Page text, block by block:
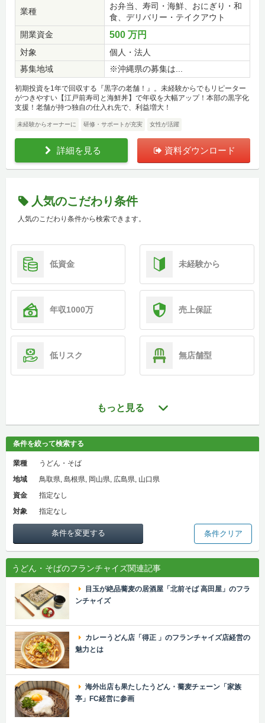
業種
お弁当、寿司・海鮮、おにぎり・和
食、デリバリー・テイクアウト
開業資金
500 万円
対象
個人・法人
募集地域
※沖縄県の募集は...
初期投資を1年で回収する『黒字の老舗！』。未経験からでもリピーター
がつきやすい【江戸前寿司と海鮮丼】で年収を大幅アップ！本部の黒字化
支援！老舗が持つ独自の仕入れ先で、利益増大！
未経験からオーナーに 研修・サポートが充実 女性が活躍
詳細を見る 資料ダウンロード
人気のこだわり条件
人気のこだわり条件から検索できます。
低資金 未経験から
年収1000万 売上保証
低リスク 無店舗型
もっと見る
条件を絞って検索する
業種
うどん・そば
地域
鳥取県, 島根県, 岡山県, 広島県, 山口県
資金
指定なし
対象
指定なし
条件を変更する 条件クリア
うどん・そばのフランチャイズ関連記事
目玉が絶品蕎麦の居酒屋「北前そば 高田屋」のフラ
ンチャイズ
カレーうどん店「得正 」のフランチャイズ店経営の
魅力とは
海外出店も果たしたうどん・蕎麦チェーン「家族
亭」FC経営に参画